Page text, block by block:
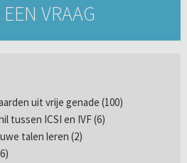
VRAAG
uit vrije genade (100)
tussen ICSI en IVF (6)
talen leren (2)